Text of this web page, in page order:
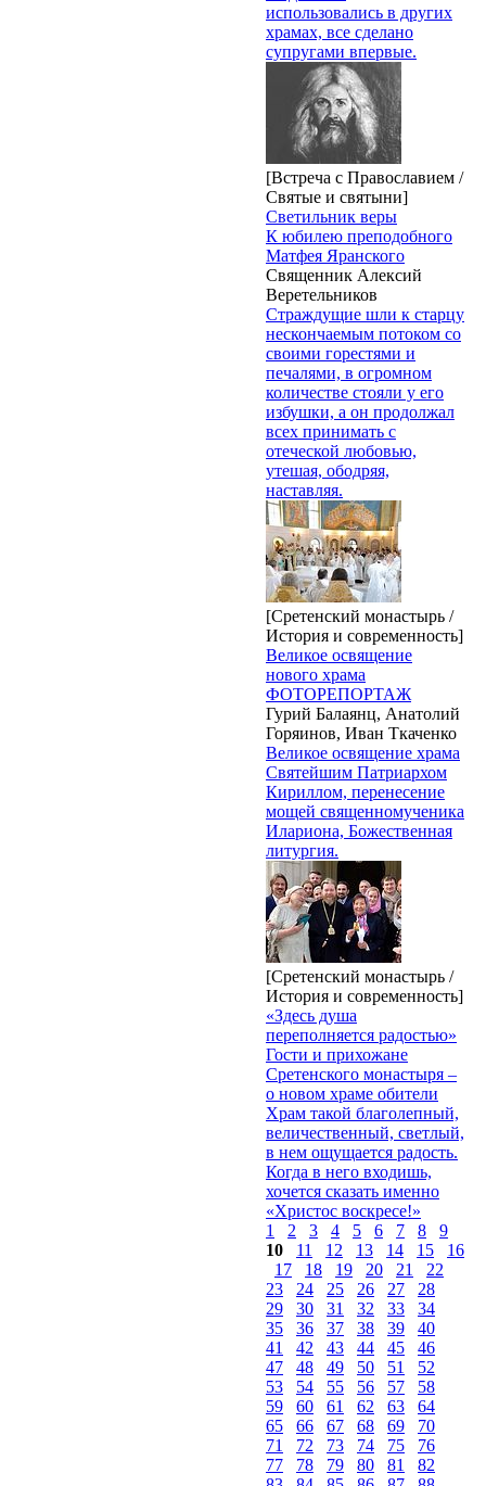
использовались в других
храмах, все сделано
супругами впервые.
[Встреча с Православием /
Святые и святыни]
Светильник веры
К юбилею преподобного
Матфея Яранского
Священник Алексий
Веретельников
Страждущие шли к старцу
нескончаемым потоком со
своими горестями и
печалями, в огромном
количестве стояли у его
избушки, а он продолжал
всех принимать с
отеческой любовью,
утешая, ободряя,
наставляя.
[Сретенский монастырь /
История и современность]
Великое освящение
нового храма
ФОТОРЕПОРТАЖ
Гурий Балаянц, Анатолий
Горяинов, Иван Ткаченко
Великое освящение храма
Святейшим Патриархом
Кириллом, перенесение
мощей священномученика
Илариона, Божественная
литургия.
[Сретенский монастырь /
История и современность]
«Здесь душа
переполняется радостью»
Гости и прихожане
Сретенского монастыря –
о новом храме обители
Храм такой благолепный,
величественный, светлый,
в нем ощущается радость.
Когда в него входишь,
хочется сказать именно
«Христос воскресе!»
1
2 3 4 5 6 7 8
9
10
11 12 13 14 15
16
17
18 19 20 21
22
23
24 25 26 27
28
29
30 31 32 33
34
35
36 37 38 39
40
41
42 43 44 45
46
47
48 49 50 51
52
53
54 55 56 57
58
59
60 61 62 63
64
65
66 67 68 69
70
71
72 73 74 75
76
77
78 79 80 81
82